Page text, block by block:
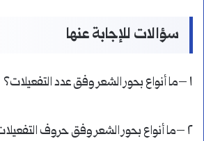
سؤالات للإجابة عنها
١ –ما أنواع بحور الشعر وفق عدد التفعيلات؟
٢ –ما أنواع بحور الشعر وفق حروف التفعيلات؟